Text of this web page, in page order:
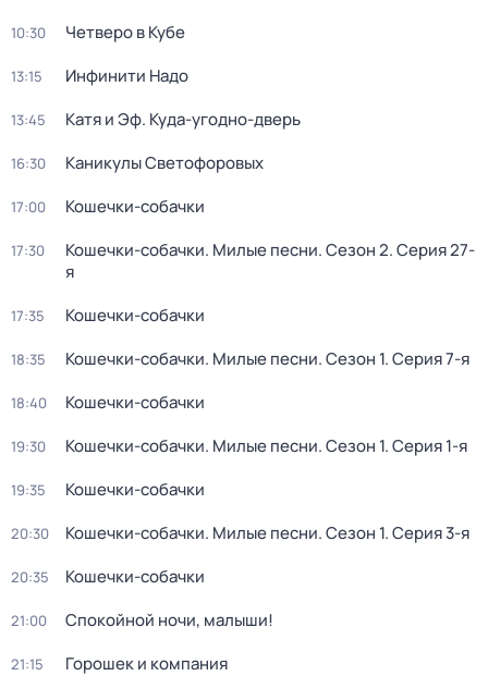
10:30 Четверо в Кубе
13:15 Инфинити Надо
13:45 Катя и Эф. Куда-угодно-дверь
16:30 Каникулы Светофоровых
17:00 Кошечки-собачки
17:30 Кошечки-собачки. Милые песни. Сезон 2. Серия 27-
я
17:35 Кошечки-собачки
18:35 Кошечки-собачки. Милые песни. Сезон 1. Серия 7-я
18:40 Кошечки-собачки
19:30 Кошечки-собачки. Милые песни. Сезон 1. Серия 1-я
19:35 Кошечки-собачки
20:30 Кошечки-собачки. Милые песни. Сезон 1. Серия 3-я
20:35 Кошечки-собачки
21:00 Спокойной ночи, малыши!
21:15 Горошек и компания